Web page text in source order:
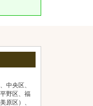
中央区、
野区、福
原区）、